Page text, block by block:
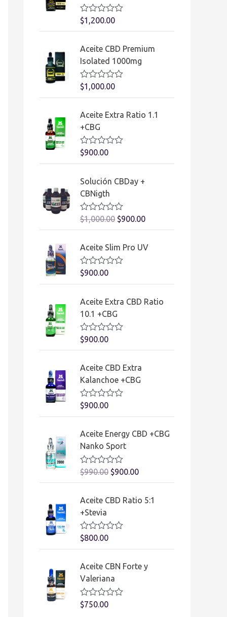
V
o
r
a
d
o
e
n
0
e
5
$1,200.00
Aceite CBD Premium
Isolated 1000mg
V
o
r
a
d
o
e
n
e
5
$1,000.00
Aceite Extra Ratio 1.1
+CBG
V
o
r
a
d
o
e
n
e
5
$900.00
Solución CBDay +
CBNigth
V
o
r
a
o
e
0
e
5
$1,000.00 $900.00
Aceite Slim Pro UV
V
o
r
a
d
o
e
n
e
5
$900.00
Aceite Extra CBD Ratio
10.1 +CBG
V
o
r
a
d
o
e
n
e
5
$900.00
Aceite CBD Extra
Kalanchoe +CBG
V
o
r
a
d
o
e
n
e
5
$900.00
Aceite Energy CBD +CBG
Nanko Sport
V
o
r
a
d
o
e
n
e
5
$990.00 $900.00
Aceite CBD Ratio 5:1
+Stevia
V
o
r
a
o
e
n
$800.00
Aceite CBN Forte y
Valeriana
V
$750.00